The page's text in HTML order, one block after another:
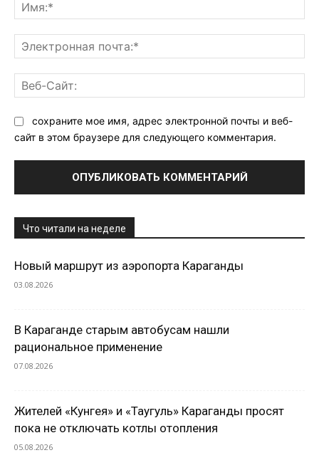
сохраните мое имя, адрес электронной почты и веб-
сайт в этом браузере для следующего комментария.
Что читали на неделе
Новый маршрут из аэропорта Караганды
03.08.2026
В Караганде старым автобусам нашли
рациональное применение
07.08.2026
Жителей «Кунгея» и «Таугуль» Караганды просят
пока не отключать котлы отопления
05.08.2026